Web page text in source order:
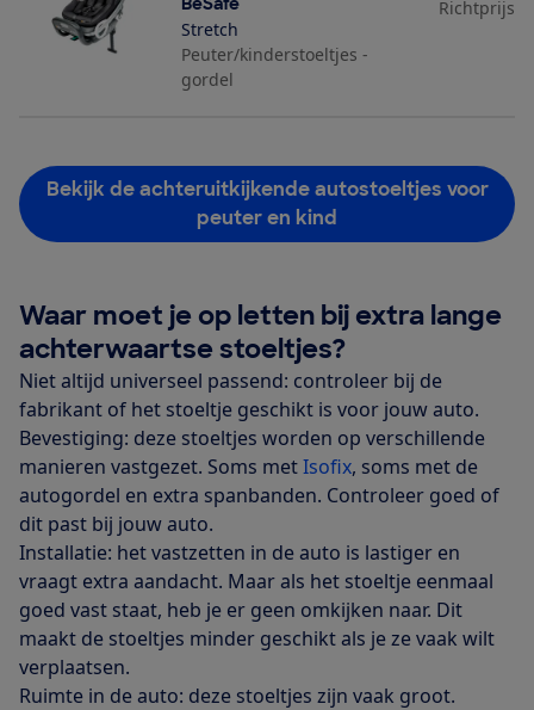
Stretch
Peuter/kinderstoeltjes -
gordel
Richtprijs
Bekijk de achteruitkijkende autostoeltjes voor
peuter en kind
Waar moet je op letten bij extra lange
achterwaartse stoeltjes?
Niet altijd universeel passend: controleer bij de
fabrikant of het stoeltje geschikt is voor jouw auto.
Bevestiging: deze stoeltjes worden op verschillende
manieren vastgezet. Soms metIsofix, soms met de
autogordel en extra spanbanden. Controleer goed of
dit past bij jouw auto.
Installatie: het vastzetten in de auto is lastiger en
vraagt extra aandacht. Maar als het stoeltje eenmaal
goed vast staat, heb je er geen omkijken naar. Dit
maakt de stoeltjes minder geschikt als je ze vaak wilt
verplaatsen.
Ruimte in de auto: deze stoeltjes zijn vaak groot.